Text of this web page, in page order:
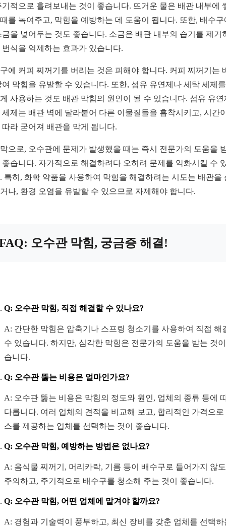
기적으로 흘려보내는 것이 좋습니다. 뜨거운 물은 배관 내부에
를 녹여주고, 막힘을 예방하는 데 도움이 됩니다. 또한, 배수구
금을 넣어두는 것도 좋습니다. 소금은 배관 내부의 습기를 제거
번식을 억제하는 효과가 있습니다.
에 커피 찌꺼기를 버리는 것은 피해야 합니다. 커피 찌꺼기는
여 막힘을 유발할 수 있습니다. 또한, 섬유 유연제나 세탁 세제
사용하는 것도 배관 막힘의 원인이 될 수 있습니다. 섬유 유연
세제는 배관 벽에 달라붙어 다른 이물질들을 흡착시키고, 시간
따라 굳어져 배관을 막게 됩니다.
으로, 오수관에 문제가 발생했을 때는 즉시 전문가의 도움을
좋습니다. 자가적으로 해결하려다 오히려 문제를 악화시킬 수
특히, 화학 약품을 사용하여 막힘을 해결하려는 시도는 배관을
나, 환경 오염을 유발할 수 있으므로 자제해야 합니다.
오수관 막힘, 궁금증 해결!
Q: 오수관 막힘, 직접 해결할 수 있나요?
A: 간단한 막힘은 압축기나 스프링 청소기를 사용하여 직접 해
수 있습니다. 하지만, 심각한 막힘은 전문가의 도움을 받는 것
습니다.
Q: 오수관 뚫는 비용은 얼마인가요?
A: 오수관 뚫는 비용은 막힘의 정도와 원인, 업체의 종류 등에
다릅니다. 여러 업체의 견적을 비교해 보고, 합리적인 가격으로
스를 제공하는 업체를 선택하는 것이 좋습니다.
Q: 오수관 막힘, 예방하는 방법은 없나요?
A: 음식물 찌꺼기, 머리카락, 기름 등이 배수구로 들어가지 않
주의하고, 주기적으로 배수구를 청소해 주는 것이 좋습니다.
Q: 오수관 막힘, 어떤 업체에 맡겨야 할까요?
A: 경험과 기술력이 풍부하고, 최신 장비를 갖춘 업체를 선택하